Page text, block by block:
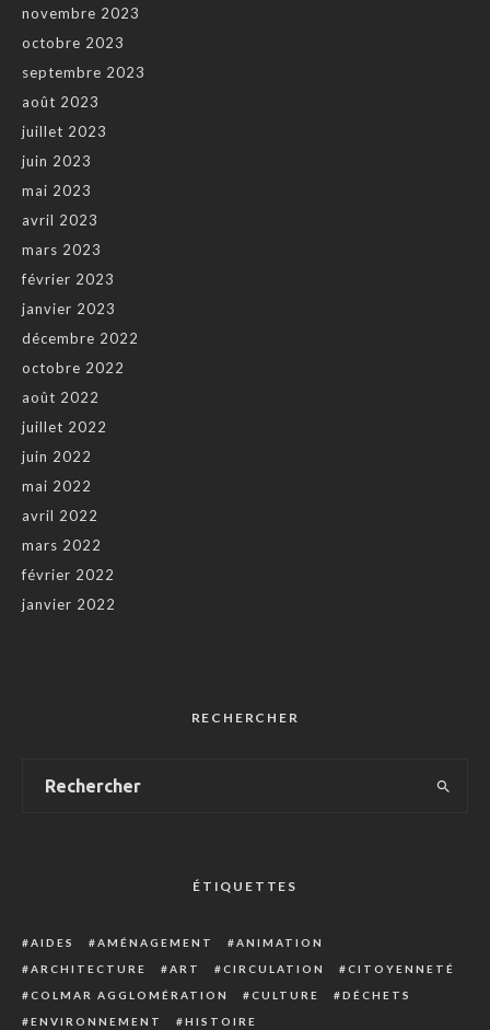
novembre 2023
octobre 2023
septembre 2023
août 2023
juillet 2023
juin 2023
mai 2023
avril 2023
mars 2023
février 2023
janvier 2023
décembre 2022
octobre 2022
août 2022
juillet 2022
juin 2022
mai 2022
avril 2022
mars 2022
février 2022
janvier 2022
RECHERCHER
ÉTIQUETTES
AIDES AMÉNAGEMENT
ANIMATION
ARCHITECTURE
ART CIRCULATION
CITOYENNETÉ
COLMAR AGGLOMÉRATION
CULTURE
DÉCHETS
ENVIRONNEMENT
HISTOIRE